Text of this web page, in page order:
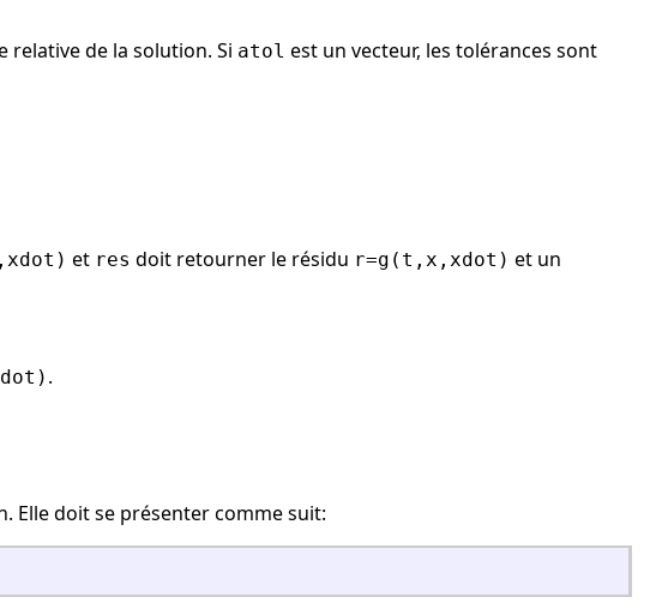
relative de la solution. Si atol est un vecteur, les tolérances sont
et res doit retourner le résidu r=g(t,x,xdot) et un
.
Elle doit se présenter comme suit: